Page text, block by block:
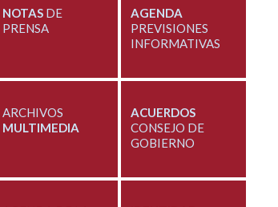
NOTASDE
PRENSA
AGENDA
PREVISIONES
INFORMATIVAS
ARCHIVOS
MULTIMEDIA
ACUERDOS
CONSEJO DE
GOBIERNO